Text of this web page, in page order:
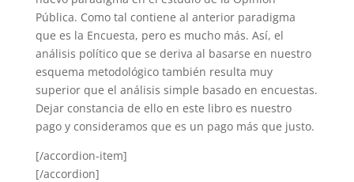
Pública. Como tal contiene al anterior paradigma
que es la Encuesta, pero es mucho más. Así, el
análisis político que se deriva al basarse en nuestro
esquema metodológico también resulta muy
superior que el análisis simple basado en encuestas.
Dejar constancia de ello en este libro es nuestro
pago y consideramos que es un pago más que justo.
[/accordion-item]
[/accordion]